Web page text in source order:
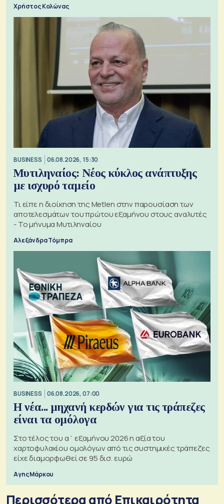
Χρήστος Κολώνας
BUSINESS 06.08.2026, 15:30
Μυτιληναίος: Νέος κύκλος ανάπτυξης
με ισχυρό ταμείο
Τι είπε η διοίκηση της Metlen στην παρουσίαση των
αποτελεσμάτων του πρώτου εξαμήνου στους αναλυτές
- Το μήνυμα Μυτιληναίου
Αλεξάνδρα Τόμπρα
BUSINESS 06.08.2026, 07:00
Η νέα... μηχανή κερδών για τις τράπεζες
είναι τα ομόλογα
Στο τέλος του α΄ εξαμήνου 2026 η αξία του
χαρτοφυλακίου ομολόγων από τις συστημικές τράπεζες
είχε διαμορφωθεί σε 95 δισ. ευρώ
Αγης Μάρκου
Περισσότερα από Επικαιρότητα